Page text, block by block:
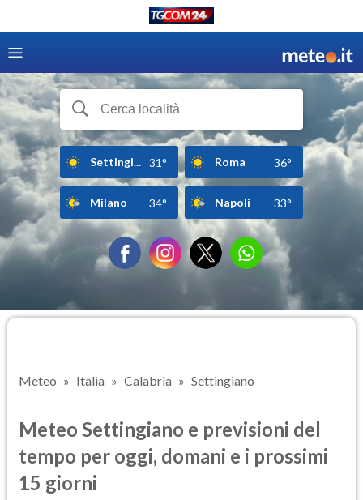
Settingi... 31° Roma 36°
Milano 34° Napoli 33°
Meteo Italia Calabria Settingiano
Meteo Settingiano e previsioni del
tempo per oggi, domani e i prossimi
15 giorni